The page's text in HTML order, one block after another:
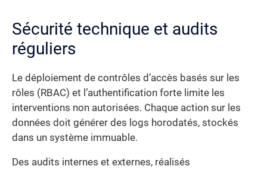
Sécurité technique et audits
réguliers
Le déploiement de contrôles d’accès basés sur les
rôles (RBAC) et l’authentification forte limite les
interventions non autorisées. Chaque action sur les
données doit générer des logs horodatés, stockés
dans un système immuable.
Des audits internes et externes, réalisés